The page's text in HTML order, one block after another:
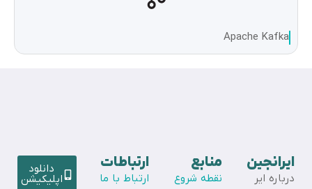
Apache Kafka
ایرانجین
درباره ایر
منابع
نقطه شروع
ارتباطات
ارتباط با ما
دانلود
اپلیکیشن